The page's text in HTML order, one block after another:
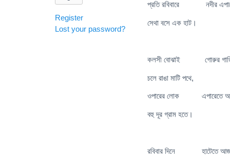
প্রতি রবিবারে নদীর
সেথা বসে এক হাট।
কলসী বোঝাই গোরুর
চলে রাঙা মাটি পথে,
ওপারের লোক এপারেতে
বহু দূর গ্রাম হতে।
রবিবার দিনে হাটেতে
Register
Lost your password?